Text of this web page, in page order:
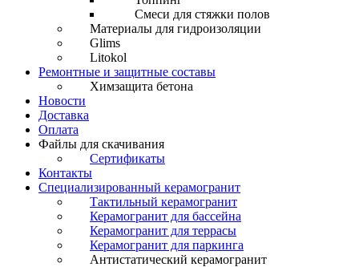
Смеси для стяжки полов
Материалы для гидроизоляции
Glims
Litokol
Ремонтные и защитные составы
Химзащита бетона
Новости
Доставка
Оплата
Файлы для скачивания
Сертификаты
Контакты
Специализированный керамогранит
Тактильный керамогранит
Керамогранит для бассейна
Керамогранит для террасы
Керамогранит для паркинга
Антистатический керамогранит